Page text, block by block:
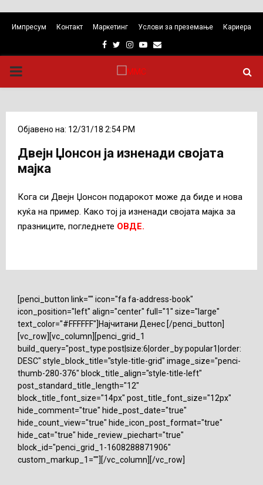
Импресум Контакт Маркетинг Услови за преземање Кариера
Facebook
TwitterInstagram
Youtube
Email
PRIMARY
Објавено на: 12/31/18 2:54 PM
Двејн Џонсон ја изненади својата
мајка
Кога си Двејн Џонсон подарокот може да биде и нова
куќа на пример. Како тој ја изненади својата мајка за
празниците, погледнете ОВДЕ.
[penci_button link="" icon="fa fa-address-book"
icon_position="left" align="center" full="1" size="large"
text_color="#FFFFFF"]Најчитани Денес [/penci_button]
[vc_row][vc_column][penci_grid_1
build_query="post_type:post|size:6|order_by:popular1|order:
DESC" style_block_title="style-title-grid" image_size="penci-
thumb-280-376" block_title_align="style-title-left"
post_standard_title_length="12"
block_title_font_size="14px" post_title_font_size="12px"
hide_comment="true" hide_post_date="true"
hide_count_view="true" hide_icon_post_format="true"
hide_cat="true" hide_review_piechart="true"
block_id="penci_grid_1-1608288871906"
custom_markup_1=""][/vc_column][/vc_row]